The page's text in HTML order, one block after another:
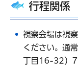
行程関係
視察会場は視
ください。通
丁目16-32）7